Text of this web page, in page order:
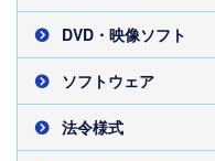
DVD・映像ソフト
ソフトウェア
法令様式